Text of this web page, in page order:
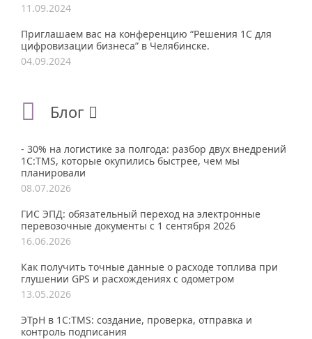
11.09.2024
Приглашаем вас на конференцию “Решения 1С для
цифровизации бизнеса” в Челябинске.
04.09.2024
Блог
- 30% на логистике за полгода: разбор двух внедрений
1С:TMS, которые окупились быстрее, чем мы
планировали
08.07.2026
ГИС ЭПД: обязательный переход на электронные
перевозочные документы с 1 сентября 2026
16.06.2026
Как получить точные данные о расходе топлива при
глушении GPS и расхождениях с одометром
13.05.2026
ЭТрН в 1С:TMS: создание, проверка, отправка и
контроль подписания